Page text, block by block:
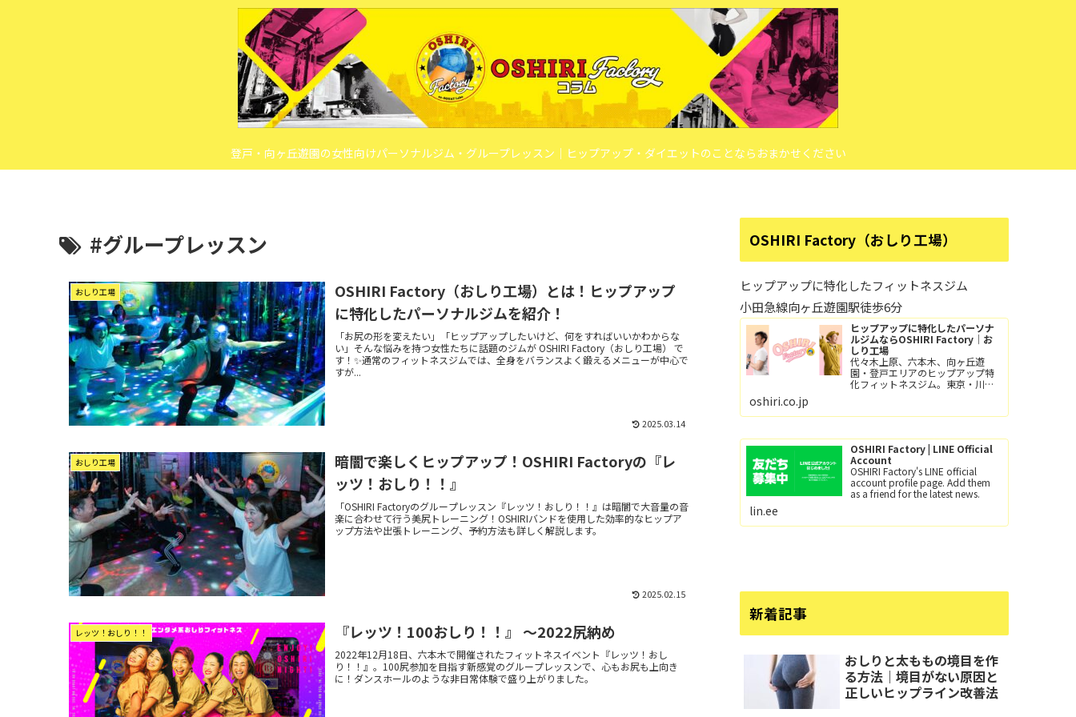
登戸・向ヶ丘遊園の女性向けパーソナルジム・グループレッスン｜ヒップアップ・ダイエットのことならおまかせください
#グループレッスン
おしり工場
OSHIRI Factory（おしり工場）とは！ヒップアップ
に特化したパーソナルジムを紹介！
「お尻の形を変えたい」「ヒップアップしたいけど、何をすればいいかわからな
い」そんな悩みを持つ女性たちに話題のジムが OSHIRI Factory（おしり工場） で
す！✨通常のフィットネスジムでは、全身をバランスよく鍛えるメニューが中心で
すが...
2025.03.14
おしり工場
暗闇で楽しくヒップアップ！OSHIRI Factoryの『レ
ッツ！おしり！！』
「OSHIRI Factoryのグループレッスン『レッツ！おしり！！』は暗闇で大音量の音
楽に合わせて行う美尻トレーニング！OSHIRIバンドを使用した効率的なヒップア
ップ方法や出張トレーニング、予約方法も詳しく解説します。
2025.02.15
レッツ！おしり！！ 『レッツ！100おしり！！』 〜2022尻納め
2022年12月18日、六本木で開催されたフィットネスイベント『レッツ！おし
り！！』。100尻参加を目指す新感覚のグループレッスンで、心もお尻も上向き
に！ダンスホールのような非日常体験で盛り上がりました。
OSHIRI Factory（おしり工場）
ヒップアップに特化したフィットネスジム
小田急線向ヶ丘遊園駅徒歩6分
ヒップアップに特化したパーソナ
ルジムならOSHIRI Factory｜お
しり工場
代々木上原、六本木、向ヶ丘遊
園・登戸エリアのヒップアップ特
化フィットネスジム。東京・川崎
プレッスン（レッツ！おし
歩6分、登戸駅/徒歩12分。
oshiri.co.jp
OSHIRI Factory | LINE Official
Account
OSHIRI Factory's LINE official
account profile page. Add them
as a friend for the latest news.
lin.ee
新着記事
おしりと太ももの境目を作
る方法｜境目がない原因と
正しいヒップライン改善法